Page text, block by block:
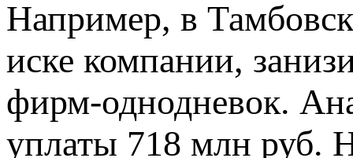
Например, в
иске компании,
фирм-однодневок.
уплаты 718 млн руб.